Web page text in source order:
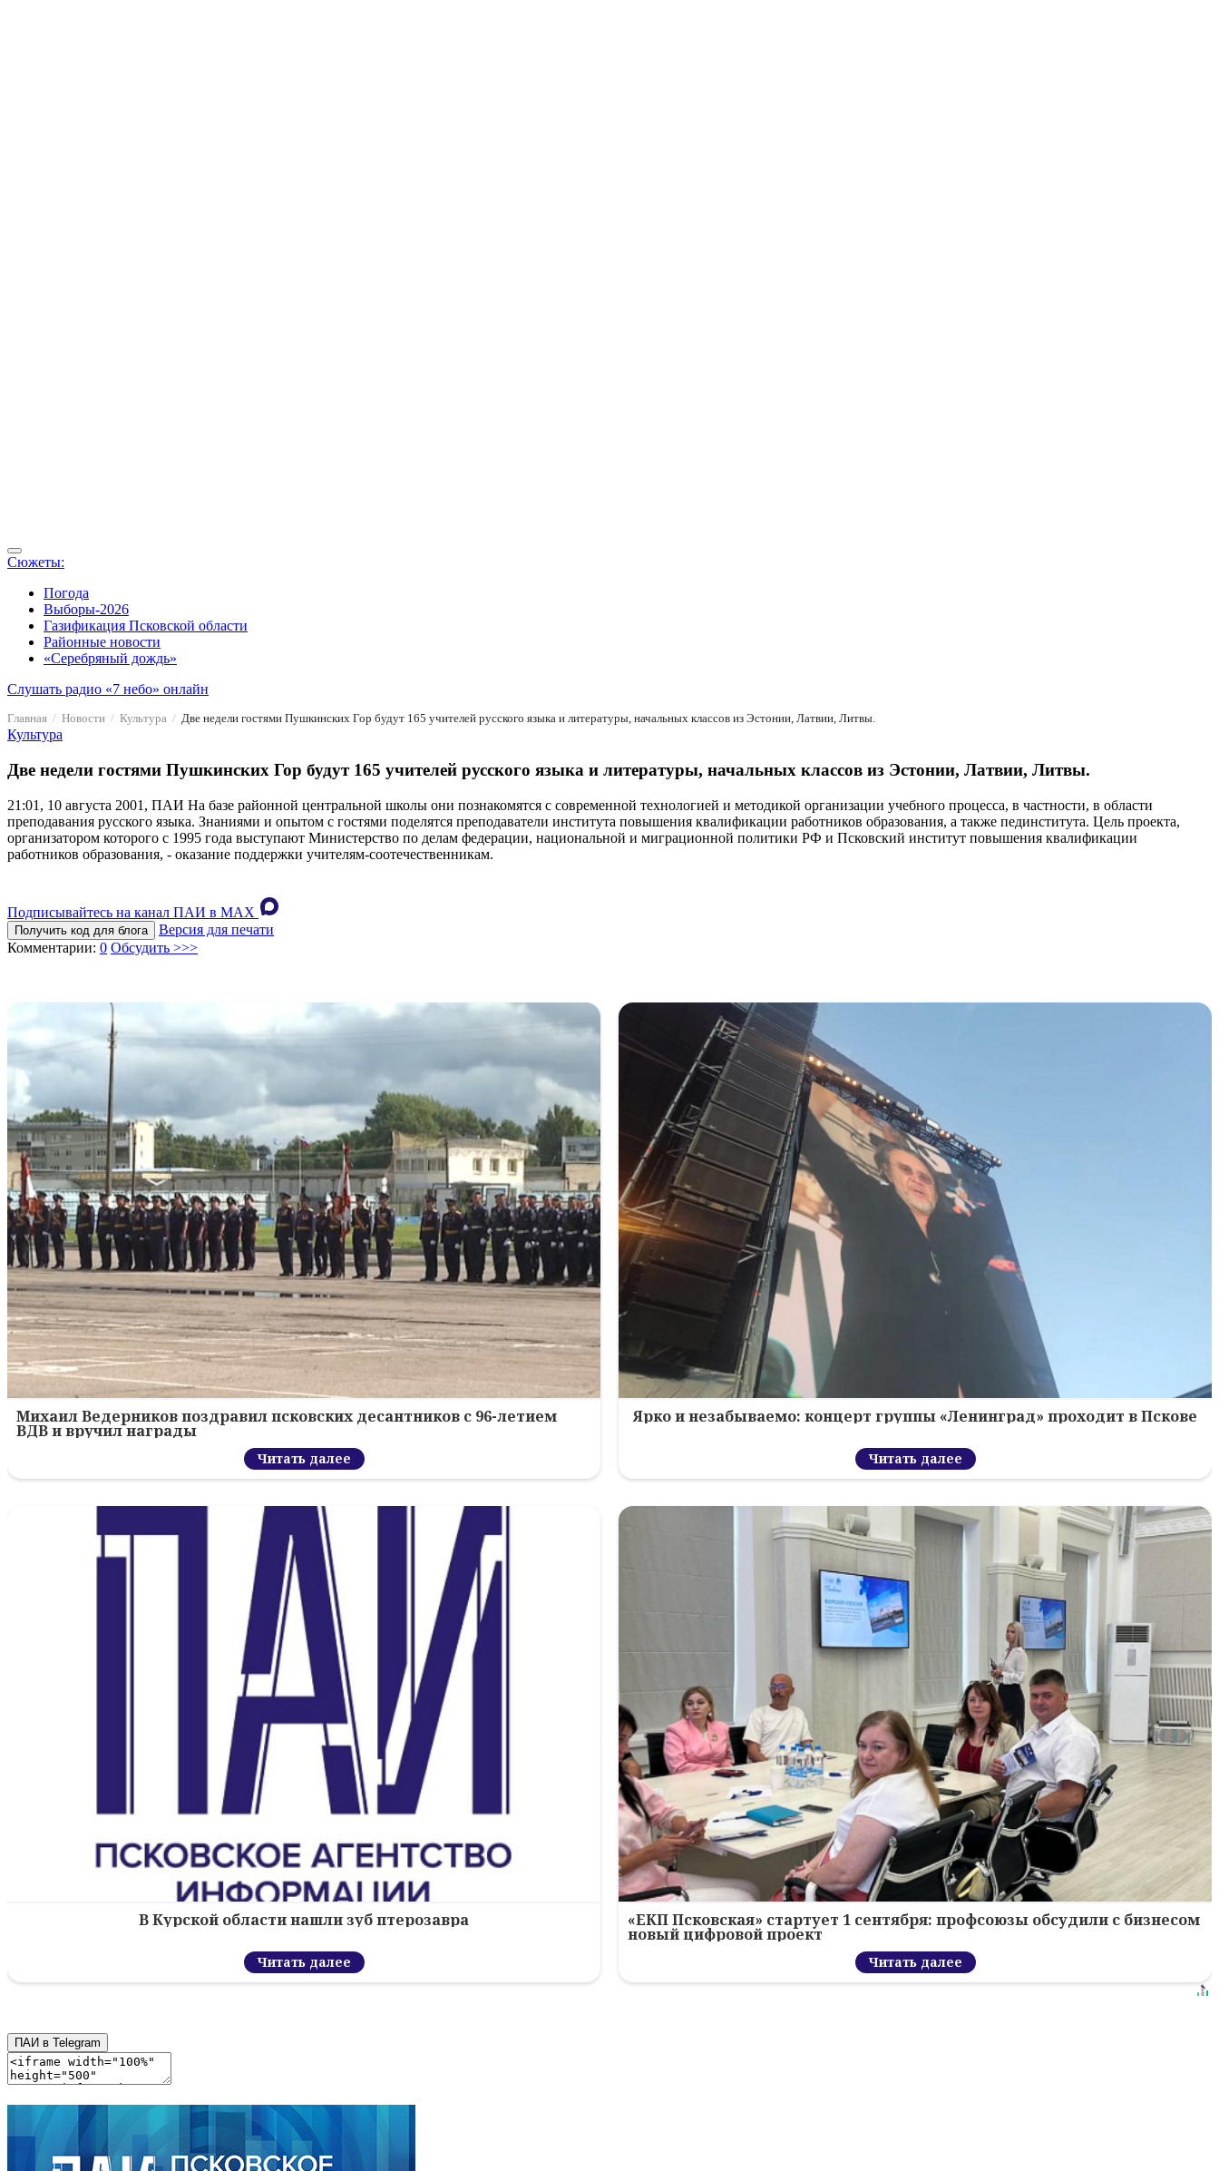
Сюжеты:
Погода
Выборы-2026
Газификация Псковской области
Районные новости
«Серебряный дождь»
Слушать радио «7 небо» онлайн
Главная Новости Культура Две недели гостями Пушкинских Гор будут 165 учителей русского языка и литературы, начальных классов из Эстонии, Латвии, Литвы.
Культура
Две недели гостями Пушкинских Гор будут 165 учителей русского языка и литературы, начальных классов из Эстонии, Латвии, Литвы.
21:01, 10 августа 2001, ПАИ На базе районной центральной школы они познакомятся с современной технологией и методикой организации учебного процесса, в частности, в области
преподавания русского языка. Знаниями и опытом с гостями поделятся преподаватели института повышения квалификации работников образования, а также пединститута. Цель проекта,
организатором которого с 1995 года выступают Министерство по делам федерации, национальной и миграционной политики РФ и Псковский институт повышения квалификации
работников образования, - оказание поддержки учителям-соотечественникам.
Подписывайтесь на канал ПАИ в MAХ
Получить код для блога
Версия для печати
Комментарии: 0 Обсудить >>>
Михаил Ведерников поздравил псковских десантников с 96-летием
ВДВ и вручил награды
Читать далее
Ярко и незабываемо: концерт группы «Ленинград» проходит в Пскове
Читать далее
В Курской области нашли зуб птерозавра
Читать далее
«ЕКП Псковская» стартует 1 сентября: профсоюзы обсудили с бизнесом
новый цифровой проект
Читать далее
ПАИ в Telegram